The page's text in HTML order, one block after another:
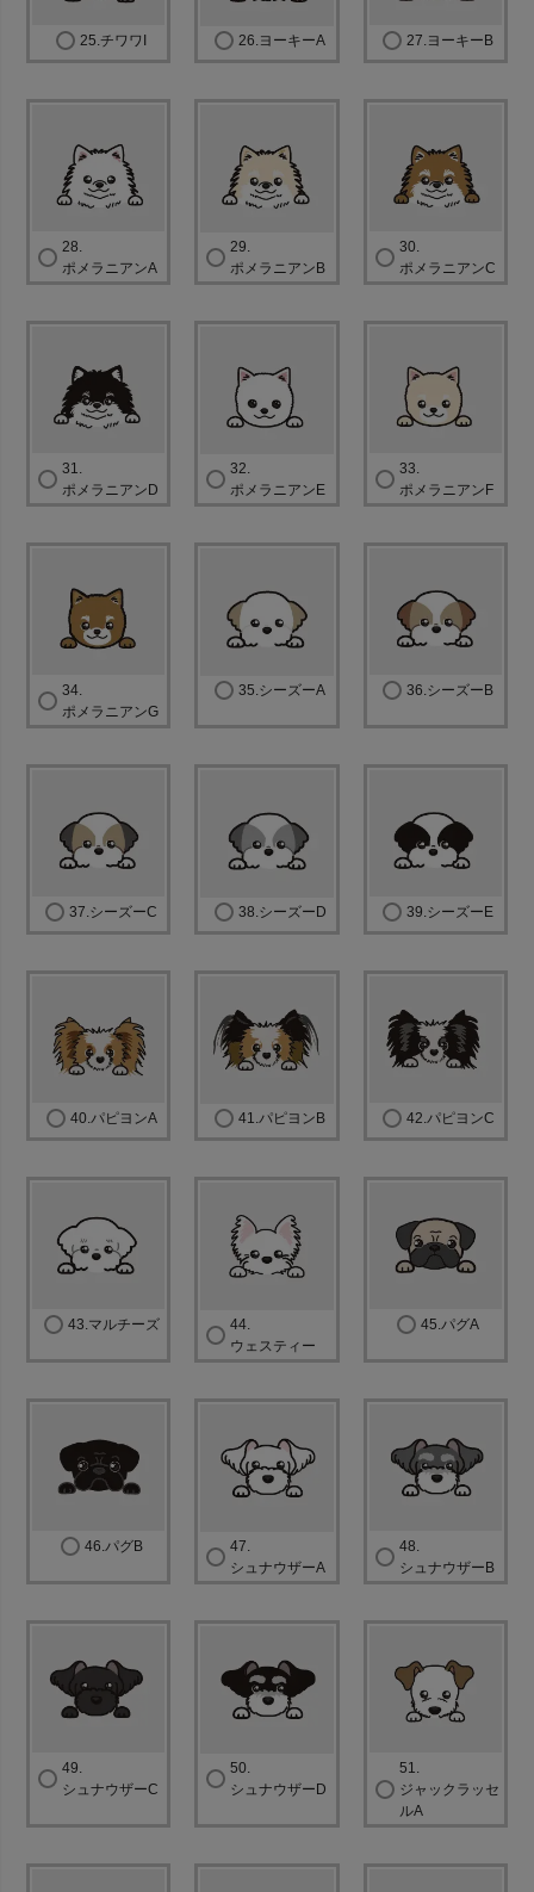
25.チワワI 26.ヨーキーA 27.ヨーキーB
28.
ポメラニアンA
29.
ポメラニアンB
30.
ポメラニアンC
31.
ポメラニアンD
32.
ポメラニアンE
33.
ポメラニアンF
34.
ポメラニアンG
35.シーズーA 36.シーズーB
37.シーズーC 38.シーズーD 39.シーズーE
40.パピヨンA 41.パピヨンB 42.パピヨンC
43.マルチーズ
44.
ウェスティー
45.パグA
46.パグB
47.
シュナウザーA
48.
シュナウザーB
49.
シュナウザーC
50.
シュナウザーD
51.
ジャックラッセ
ルA